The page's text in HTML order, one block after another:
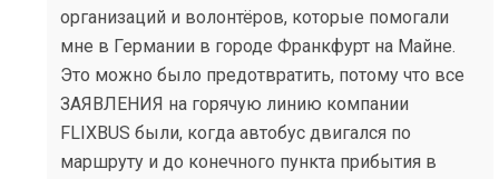
организаций и волонтёров, которые помогали
мне в Германии в городе Франкфурт на Майне.
Это можно было предотвратить, потому что все
ЗАЯВЛЕНИЯ на горячую линию компании
FLIXBUS были, когда автобус двигался по
маршруту и до конечного пункта прибытия в